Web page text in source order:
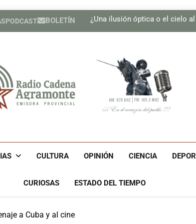
PODCAST BOLETÍN
¿Una ilusión óptica o el cielo
Se adoptan medidas
¿Una ilusión óptica o el cielo
Se adoptan medidas
Realizan Expo Innovación
Cadena
CULTURA OPINIÓN CIENCIA
CURIOSAS ESTADO DEL TIEMPO
a Cuba y al cine